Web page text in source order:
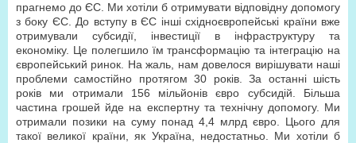
прагнемо до ЄС. Ми хотіли б отримувати відповідну допомогу
з боку ЄС. До вступу в ЄС інші східноєвропейські країни вже
отримували субсидії, інвестиції в інфраструктуру та
економіку. Це полегшило їм трансформацію та інтеграцію на
європейський ринок. На жаль, нам довелося вирішувати наші
проблеми самостійно протягом 30 років. За останні шість
років ми отримали 156 мільйонів євро субсидій. Більша
частина грошей йде на експертну та технічну допомогу. Ми
отримали позики на суму понад 4,4 млрд євро. Цього для
такої великої країни, як Україна, недостатньо. Ми хотіли б